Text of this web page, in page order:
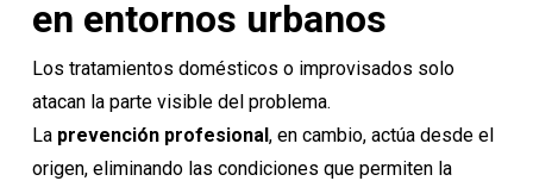
en entornos urbanos
Los tratamientos domésticos o improvisados solo
atacan la parte visible del problema.
La prevención profesional, en cambio, actúa desde el
origen, eliminando las condiciones que permiten la